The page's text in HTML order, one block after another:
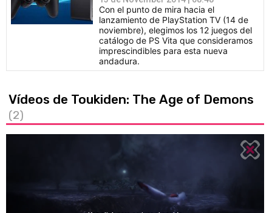
Con el punto de mira hacia el
lanzamiento de PlayStation TV (14 de
noviembre), elegimos los 12 juegos del
catálogo de PS Vita que consideramos
imprescindibles para esta nueva
andadura.
Vídeos de Toukiden: The Age of Demons
(2)